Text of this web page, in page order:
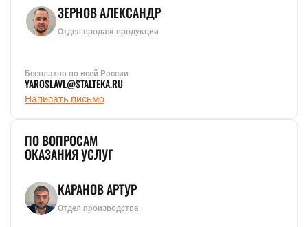
ЗЕРНОВ АЛЕКСАНДР
Отдел продаж продукции
Бесплатно по всей России
YAROSLAVL@STALTEKA.RU
Написать письмо
ПО ВОПРОСАМ
ОКАЗАНИЯ УСЛУГ
КАРАНОВ АРТУР
Отдел производства